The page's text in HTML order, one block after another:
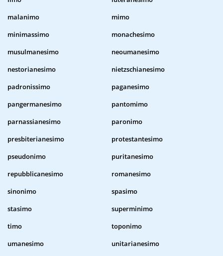
malanimo
mimo
minimassimo
monachesimo
musulmanesimo
neoumanesimo
nestorianesimo
nietzschianesimo
padronissimo
paganesimo
pangermanesimo
pantomimo
parnassianesimo
paronimo
presbiterianesimo
protestantesimo
pseudonimo
puritanesimo
repubblicanesimo
romanesimo
sinonimo
spasimo
stasimo
superminimo
timo
toponimo
umanesimo
unitarianesimo